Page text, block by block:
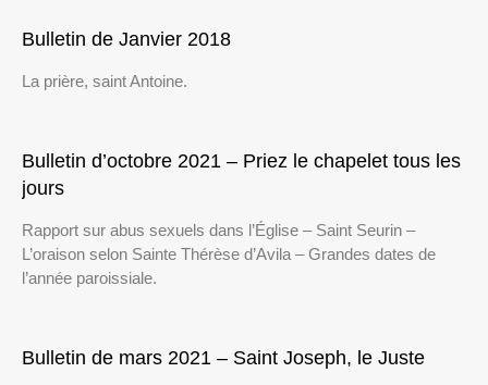
Bulletin de Janvier 2018
La prière, saint Antoine.
Bulletin d’octobre 2021 – Priez le chapelet tous les
jours
Rapport sur abus sexuels dans l’Église – Saint Seurin –
L’oraison selon Sainte Thérèse d’Avila – Grandes dates de
l’année paroissiale.
Bulletin de mars 2021 – Saint Joseph, le Juste